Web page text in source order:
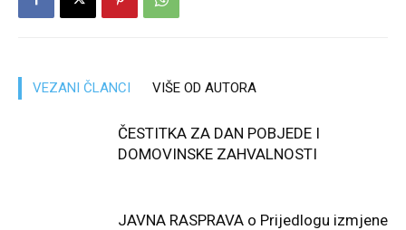
VEZANI ČLANCI VIŠE OD AUTORA
ČESTITKA ZA DAN POBJEDE I
DOMOVINSKE ZAHVALNOSTI
JAVNA RASPRAVA o Prijedlogu izmjene